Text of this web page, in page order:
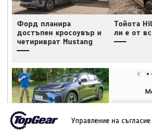
Управление на съгласие
Форд планира
достъпен кросоувър и
четириврат Mustang
Тойота
ли е от
Тойота bZ4X – разумен
избор за електрически
Тесла ще